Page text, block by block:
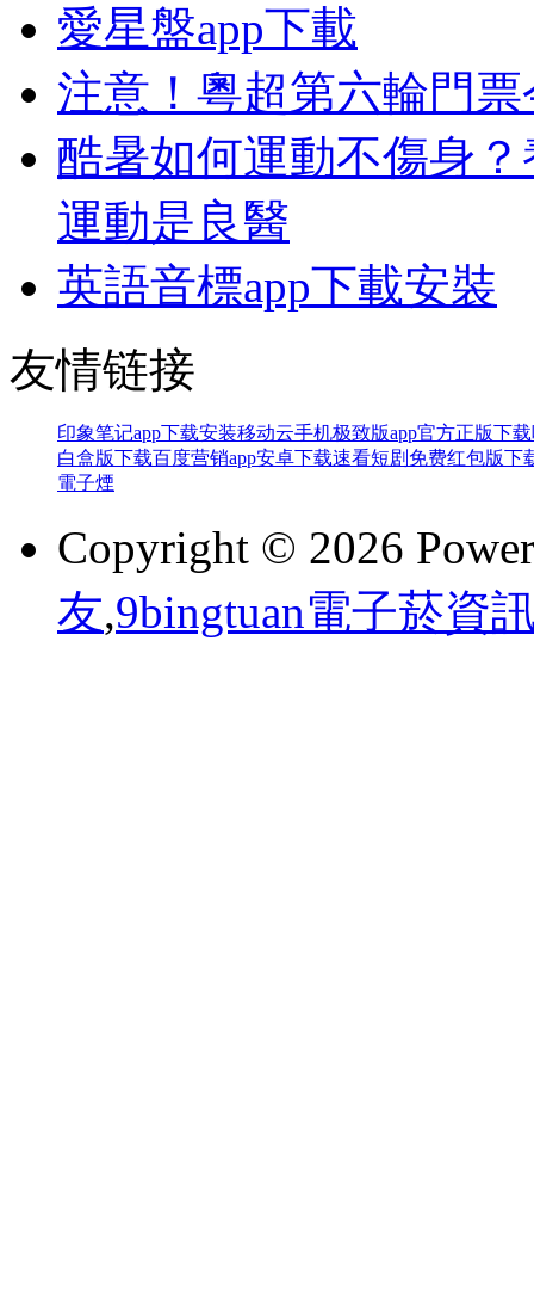
愛星盤app下載
注意！粵超第六輪門
酷暑如何運動不傷身
運動是良醫
英語音標app下載安裝
友情链接
印象笔记app下载安装移动云手机极致版app官方正版下载
白盒版下载百度营销app安卓下载速看短剧免费红包版下
電子煙
Copyright © 2026
友,9bingtuan電子菸資